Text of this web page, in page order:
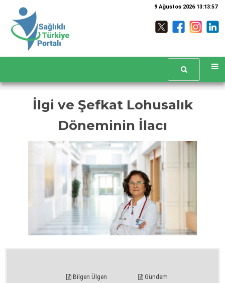
9 Ağustos 2026 13:13:58
İlgi ve Şefkat Lohusalık
Döneminin İlacı
Bilgen Ülgen
Gündem